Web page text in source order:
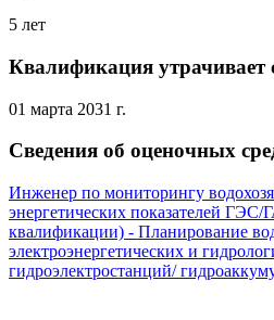
5 лет
Квалификация утрачивает
01 марта 2031 г.
Сведения об оценочных
Инженер по мониторингу
энергетических показателей
квалификации) - Планирование
электроэнергетических и
гидроэлектростанций/